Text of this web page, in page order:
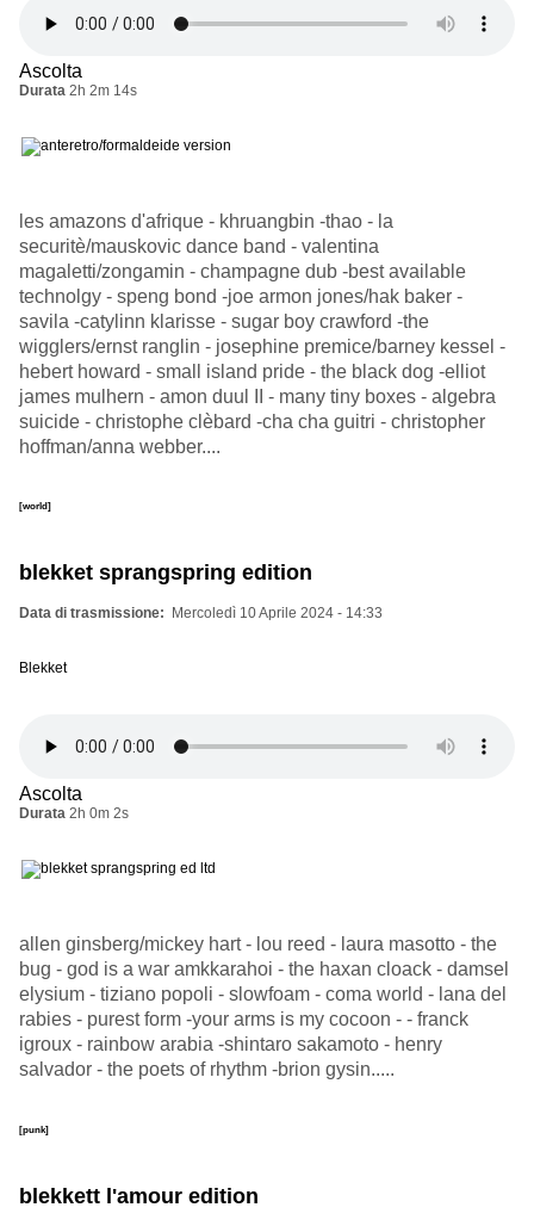
Ascolta
Durata 2h 2m 14s
les amazons d'afrique - khruangbin -thao - la
securitè/mauskovic dance band - valentina
magaletti/zongamin - champagne dub -best available
technolgy - speng bond -joe armon jones/hak baker -
savila -catylinn klarisse - sugar boy crawford -the
wigglers/ernst ranglin - josephine premice/barney kessel -
hebert howard - small island pride - the black dog -elliot
james mulhern - amon duul II - many tiny boxes - algebra
suicide - christophe clèbard -cha cha guitri - christopher
hoffman/anna webber....
[world]
blekket sprangspring edition
Data di trasmissione Mercoledì 10 Aprile 2024 - 14:33
Blekket
Ascolta
Durata 2h 0m 2s
allen ginsberg/mickey hart - lou reed - laura masotto - the
bug - god is a war amkkarahoi - the haxan cloack - damsel
elysium - tiziano popoli - slowfoam - coma world - lana del
rabies - purest form -your arms is my cocoon - - franck
igroux - rainbow arabia -shintaro sakamoto - henry
salvador - the poets of rhythm -brion gysin.....
[punk]
blekkett l'amour edition